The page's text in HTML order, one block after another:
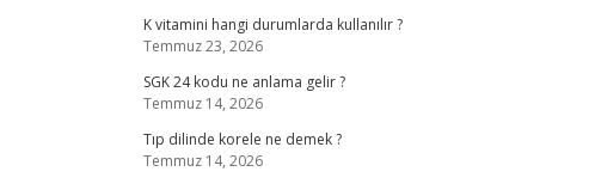
K vitamini hangi durumlarda kullanılır ?
Temmuz 23, 2026
SGK 24 kodu ne anlama gelir ?
Temmuz 14, 2026
Tıp dilinde korele ne demek ?
Temmuz 14, 2026